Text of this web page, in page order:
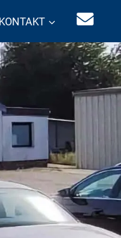
KONTAKT